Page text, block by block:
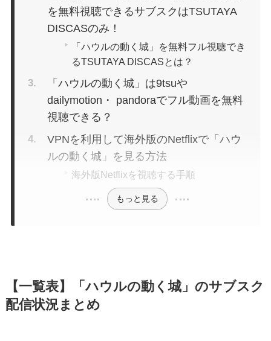
を無料視聴できるサブスクはTSUTAYA
DISCASのみ！
「ハウルの動く城」を無料フル視聴でき
るTSUTAYA DISCASとは？
「ハウルの動く城」は9tsuや
dailymotion・ pandoraでフル動画を無料
視聴できる？
VPNを利用して海外版のNetflixで「ハウ
ルの動く城」を見る方法
海外版Netflixを視聴する手順
もっと見る
【一覧表】「ハウルの動く城」のサブスク
配信状況まとめ